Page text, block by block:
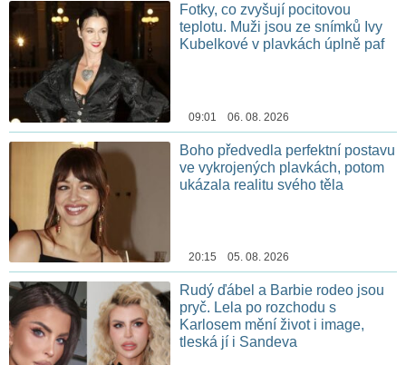
Fotky, co zvyšují pocitovou
teplotu. Muži jsou ze snímků Ivy
Kubelkové v plavkách úplně paf
09:01 06. 08. 2026
Boho předvedla perfektní postavu
ve vykrojených plavkách, potom
ukázala realitu svého těla
20:15 05. 08. 2026
Rudý ďábel a Barbie rodeo jsou
pryč. Lela po rozchodu s
Karlosem mění život i image,
tleská jí i Sandeva